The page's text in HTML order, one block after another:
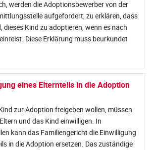
werden die Adoptionsbewerber von der
aufgefordert, zu erklären, dass
dieses Kind zu adoptieren, wenn es nach
Diese Erklärung muss beurkundet
eines Elternteils in die Adoption
zur Adoption freigeben wollen, müssen
und das Kind einwilligen. In
kann das Familiengericht die Einwilligung
in die Adoption ersetzen. Das zuständige